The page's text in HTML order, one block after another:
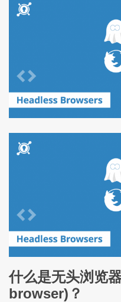
什么是无头浏览
browser)？